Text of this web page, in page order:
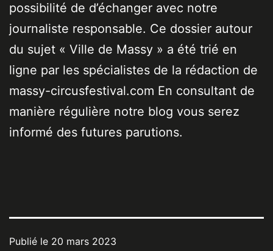
possibilité de d’échanger avec notre
journaliste responsable. Ce dossier autour
du sujet « Ville de Massy » a été trié en
ligne par les spécialistes de la rédaction de
massy-circusfestival.com En consultant de
manière régulière notre blog vous serez
informé des futures parutions.
Publié le 20 mars 2023